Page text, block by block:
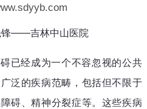
锋——吉林中山医院
已经成为一个不容忽视的公共
泛的疾病范畴，包括但不限于
碍、精神分裂症等。这些疾病